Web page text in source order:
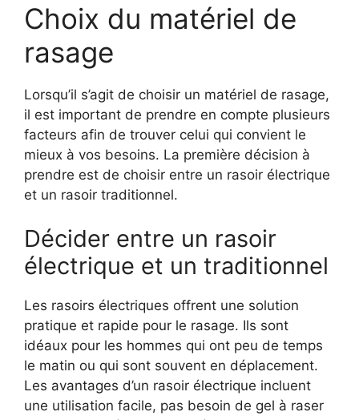
Choix du matériel de
rasage
Lorsqu’il s’agit de choisir un matériel de rasage,
il est important de prendre en compte plusieurs
facteurs afin de trouver celui qui convient le
mieux à vos besoins. La première décision à
prendre est de choisir entre un rasoir électrique
et un rasoir traditionnel.
Décider entre un rasoir
électrique et un traditionnel
Les rasoirs électriques offrent une solution
pratique et rapide pour le rasage. Ils sont
idéaux pour les hommes qui ont peu de temps
le matin ou qui sont souvent en déplacement.
Les avantages d’un rasoir électrique incluent
une utilisation facile, pas besoin de gel à raser